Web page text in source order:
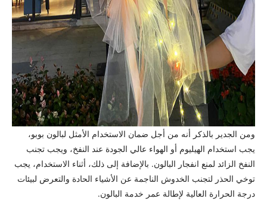
ومن الجدير بالذكر أنه من أجل ضمان الاستخدام الأمثل لبالون بوبو،
يجب استخدام الهيليوم أو الهواء عالي الجودة عند النفخ، ويجب تجنب
النفخ الزائد لمنع انفجار البالون. بالإضافة إلى ذلك، أثناء الاستخدام، يجب
توخي الحذر لتجنب الخدوش الناجمة عن الأشياء الحادة والتعرض لبيئات
درجة الحرارة العالية لإطالة عمر خدمة البالون.